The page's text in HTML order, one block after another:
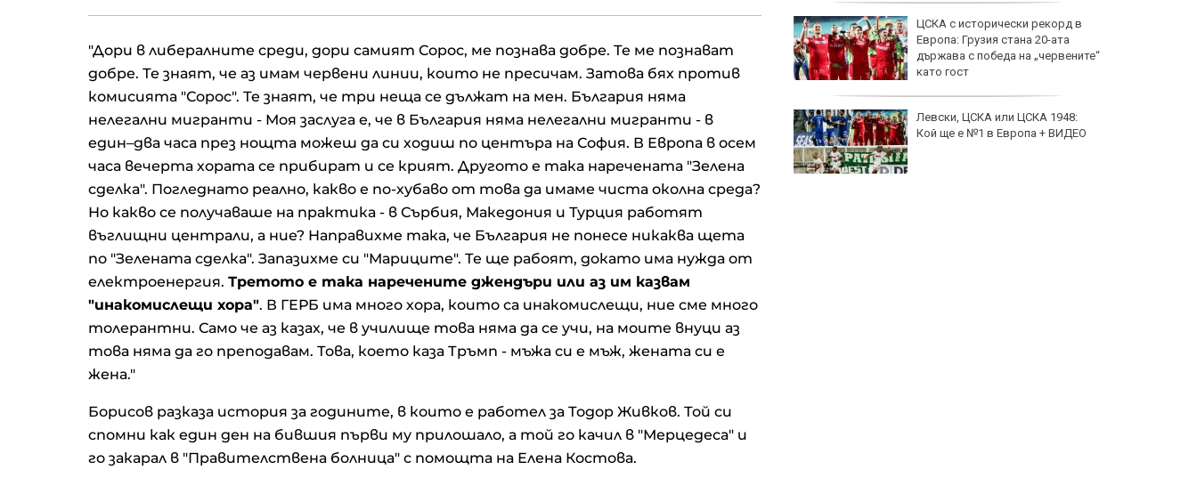
"Дори в либералните среди, дори самият Сорос, ме познава добре. Те ме познават
добре. Те знаят, че аз имам червени линии, които не пресичам. Затова бях против
комисията "Сорос". Те знаят, че три неща се дължат на мен. България няма
нелегални мигранти - Моя заслуга е, че в България няма нелегални мигранти - в
един–два часа през нощта можеш да си ходиш по центъра на София. В Европа в осем
часа вечерта хората се прибират и се крият. Другото е така наречената "Зелена
сделка". Погледнато реално, какво е по-хубаво от това да имаме чиста околна среда?
Но какво се получаваше на практика - в Сърбия, Македония и Турция работят
въглищни централи, а ние? Направихме така, че България не понесе никаква щета
по "Зелената сделка". Запазихме си "Мариците". Те ще рабоят, докато има нужда от
електроенергия. Третото е така наречените джендъри или аз им казвам
"инакомислещи хора". В ГЕРБ има много хора, които са инакомислещи, ние сме много
толерантни. Само че аз казах, че в училище това няма да се учи, на моите внуци аз
това няма да го преподавам. Това, което каза Тръмп - мъжа си е мъж, жената си е
жена."
Борисов разказа история за годините, в които е работел за Тодор Живков. Той си
спомни как един ден на бившия първи му прилошало, а той го качил в "Мерцедеса" и
го закарал в "Правителствена болница" с помощта на Елена Костова.
руснаци вярват в победата
Търговци виждат
провалят Вертикалния газов
коридор
в сферата на грима?
Оранжев код за опасни жеги в
ЦСКА с исторически рекорд в
Европа: Грузия стана 20-ата
държава с победа на „червените“
като гост
Левски, ЦСКА или ЦСКА 1948:
Кой ще е №1 в Европа + ВИДЕО